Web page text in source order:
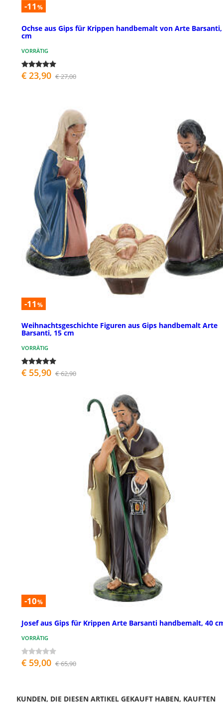
-11 %
Ochse aus Gips für Krippen handbemalt von Arte Barsanti,
cm
VORRÄTIG
€ 23,90 € 27,00
-11 %
Weihnachtsgeschichte Figuren aus Gips handbemalt Arte
Barsanti, 15 cm
VORRÄTIG
€ 55,90 € 62,90
-10%
Josef aus Gips für Krippen Arte Barsanti handbemalt, 40
VORRÄTIG
€ 59,00 € 65,90
KUNDEN, DIE DIESEN ARTIKEL GEKAUFT HABEN, KAUFTEN